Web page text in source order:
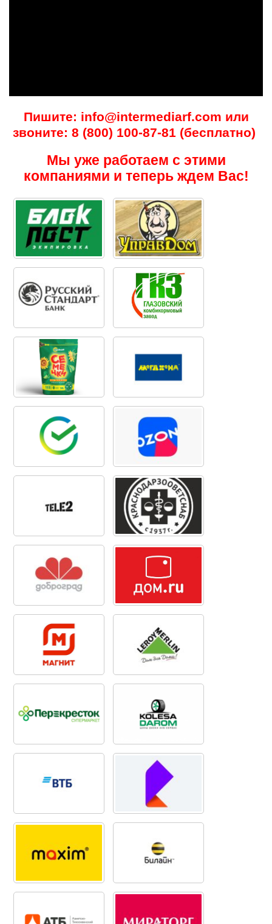
Пишите: info@intermediarf.com или
звоните: 8 (800) 100-87-81 (бесплатно)
Мы уже работаем с этими
компаниями и теперь ждем Вас!